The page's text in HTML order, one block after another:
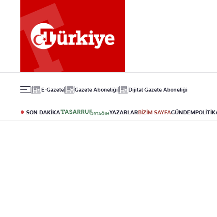
E-Gazete Gazete Aboneliği Dijital Gazete Aboneliği
SON DAKİKA YAZARLARBİZİM SAYFAGÜNDEM
Gündem
Politika
Eğitim
Altın
Döviz
Kripto Para
T-Otomobil
Avrupa Ligi